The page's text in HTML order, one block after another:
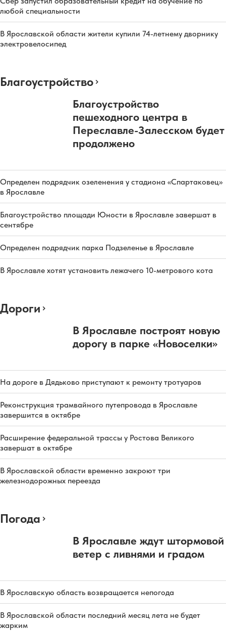
любой специальности
В Ярославской области жители купили 74-летнему дворнику
электровелосипед
Благоустройство
Благоустройство
пешеходного центра в
Переславле-Залесском будет
продолжено
Определен подрядчик озеленения у стадиона «Спартаковец»
в Ярославле
Благоустройство площади Юности в Ярославле завершат в
сентябре
Определен подрядчик парка Подзеленье в Ярославле
В Ярославле хотят установить лежачего 10-метрового кота
Дороги
В Ярославле построят новую
дорогу в парке «Новоселки»
На дороге в Дядьково приступают к ремонту тротуаров
Реконструкция трамвайного путепровода в Ярославле
завершится в октябре
Расширение федеральной трассы у Ростова Великого
завершат в октябре
В Ярославской области временно закроют три
железнодорожных переезда
Погода
В Ярославле ждут штормовой
ветер с ливнями и градом
В Ярославскую область возвращается непогода
В Ярославской области последний месяц лета не будет
жарким